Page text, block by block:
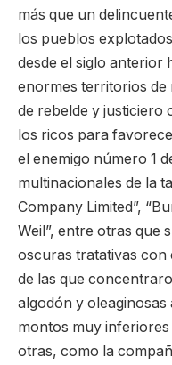
más que un
los pueblos
desde el siglo anterior
enormes territorios de
de rebelde y justiciero
los ricos para
el enemigo número 1
multinacionales de la
Company Limited”,
Weil”, entre otras que
oscuras tratativas con
de las que
algodón y
montos muy
otras, como la